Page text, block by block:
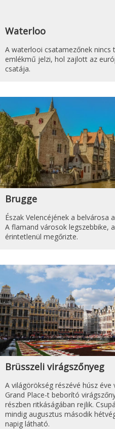
Waterloo
A waterlooi csatamezőnek nincs
emlékmű jelzi, hol zajlott az
csatája.
Brugge
Észak Velencéjének a belvárosa
A flamand városok legszebbike,
érintetlenül megőrizte.
Brüsszeli virágszőnyeg
A világörökség részévé húsz
Grand Place-t beborító
részben ritkáságában rejlik.
mindig augusztus második
napig látható.